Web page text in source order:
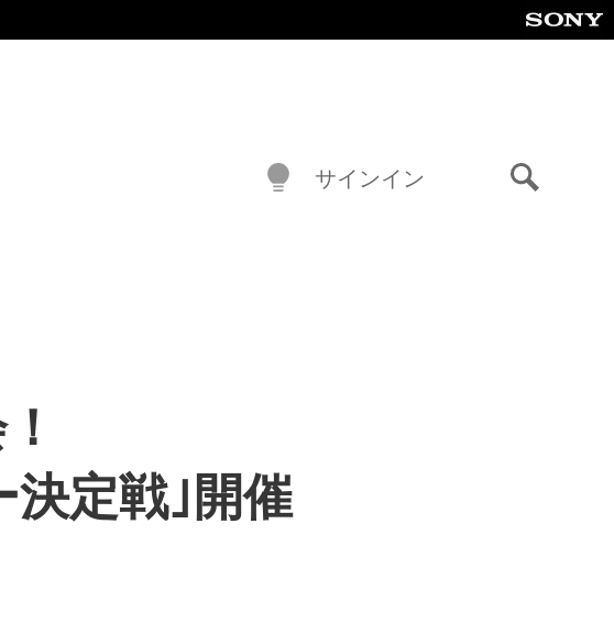
サインイン
定戦｣開催